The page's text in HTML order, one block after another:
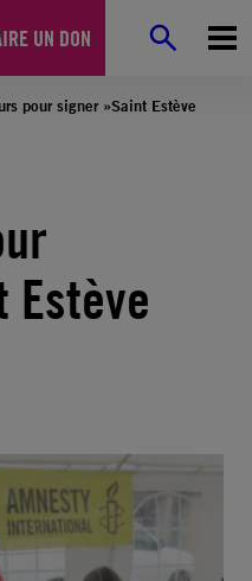
UN DON
pour signer »Saint Estève
Estève